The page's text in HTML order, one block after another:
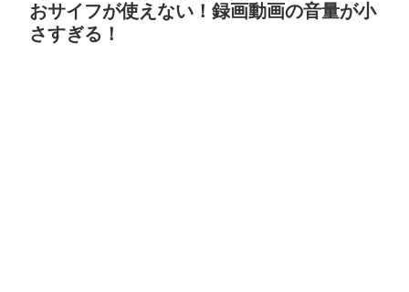
おサイフが使えない！録画動画の音量が小
さすぎる！